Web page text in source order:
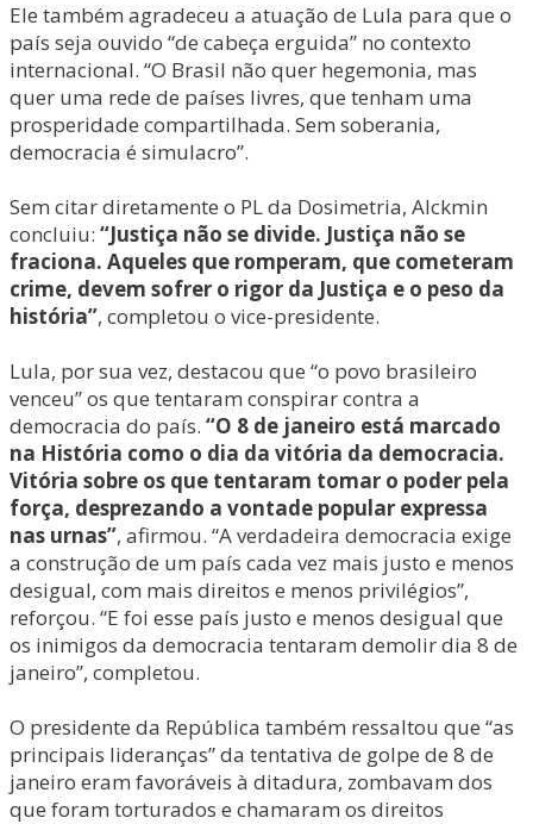
Ele também agradeceu a atuação de Lula para que o
país seja ouvido “de cabeça erguida” no contexto
internacional. “O Brasil não quer hegemonia, mas
quer uma rede de países livres, que tenham uma
prosperidade compartilhada. Sem soberania,
democracia é simulacro”.
Sem citar diretamente o PL da Dosimetria, Alckmin
concluiu: “Justiça não se divide. Justiça não se
fraciona. Aqueles que romperam, que cometeram
crime, devem sofrer o rigor da Justiça e o peso da
história”, completou o vice-presidente.
Lula, por sua vez, destacou que “o povo brasileiro
venceu” os que tentaram conspirar contra a
democracia do país. “O 8 de janeiro está marcado
na História como o dia da vitória da democracia.
Vitória sobre os que tentaram tomar o poder pela
força, desprezando a vontade popular expressa
nas urnas”, afirmou. “A verdadeira democracia exige
a construção de um país cada vez mais justo e menos
desigual, com mais direitos e menos privilégios”,
reforçou. “E foi esse país justo e menos desigual que
os inimigos da democracia tentaram demolir dia 8 de
janeiro”, completou.
O presidente da República também ressaltou que “as
principais lideranças” da tentativa de golpe de 8 de
janeiro eram favoráveis à ditadura, zombavam dos
que foram torturados e chamaram os direitos